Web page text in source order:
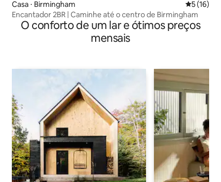
Casa ⋅ Birmingham 5 de uma
5 (16)
Encantador 2BR | Caminhe até o centro de Birmingham
O conforto de um lar e ótimos preços
mensais